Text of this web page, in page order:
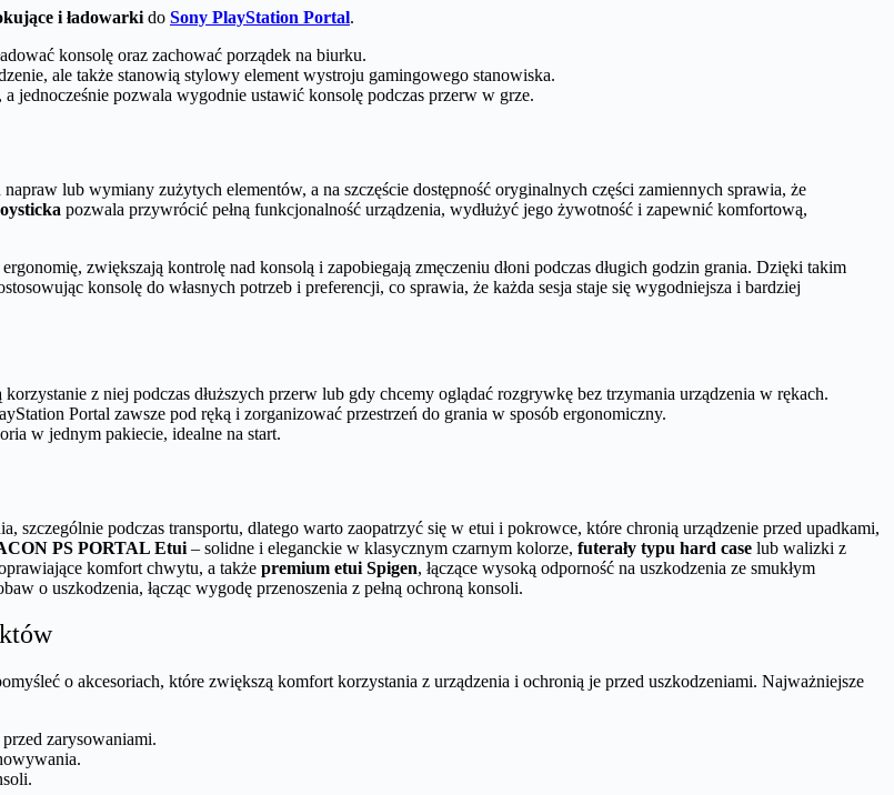
i ładowarkido Sony PlayStation Portal.
konsolę oraz zachować porządek na biurku.
ale także stanowią stylowy element wystroju gamingowego stanowiska.
jednocześnie pozwala wygodnie ustawić konsolę podczas przerw w grze.
lub wymiany zużytych elementów, a na szczęście dostępność oryginalnych części zamiennych sprawia, że
pozwala przywrócić pełną funkcjonalność urządzenia, wydłużyć jego żywotność i zapewnić komfortową,
zwiększają kontrolę nad konsolą i zapobiegają zmęczeniu dłoni podczas długich godzin grania. Dzięki takim
konsolę do własnych potrzeb i preferencji, co sprawia, że każda sesja staje się wygodniejsza i bardziej
z niej podczas dłuższych przerw lub gdy chcemy oglądać rozgrywkę bez trzymania urządzenia w rękach.
Portal zawsze pod ręką i zorganizować przestrzeń do grania w sposób ergonomiczny.
w jednym pakiecie, idealne na start.
szczególnie podczas transportu, dlatego warto zaopatrzyć się w etui i pokrowce, które chronią urządzenie przed upadkami,
PS PORTAL Etui – solidne i eleganckie w klasycznym czarnym kolorze, futerały typu hard case lub walizki z
komfort chwytu, a także premium etui Spigen, łączące wysoką odporność na uszkodzenia ze smukłym
o uszkodzenia, łącząc wygodę przenoszenia z pełną ochroną konsoli.
o akcesoriach, które zwiększą komfort korzystania z urządzenia i ochronią je przed uszkodzeniami. Najważniejsze
zarysowaniami.